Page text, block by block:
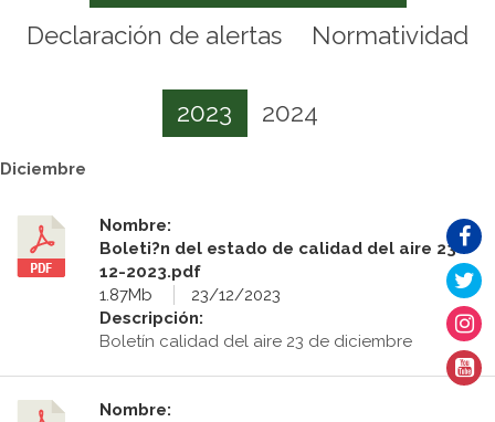
Declaración de alertas
Normatividad
2023 2024
Diciembre
Nombre:
Boleti?n del estado de calidad del aire 23-
12-2023.pdf
1.87Mb
23/12/2023
Descripción:
Boletín calidad del aire 23 de diciembre
Nombre: